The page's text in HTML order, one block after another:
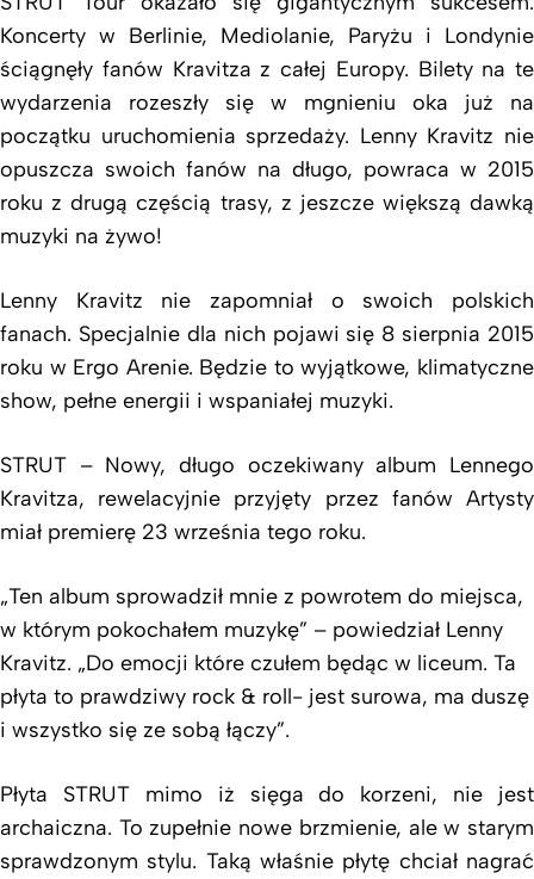
Koncerty w Berlinie, Mediolanie, Paryżu i Londynie
ściągnęły fanów Kravitza z całej Europy. Bilety na te
wydarzenia rozeszły się w mgnieniu oka już na
początku uruchomienia sprzedaży. Lenny Kravitz nie
opuszcza swoich fanów na długo, powraca w 2015
roku z drugą częścią trasy, z jeszcze większą dawką
muzyki na żywo!
Lenny Kravitz nie zapomniał o swoich polskich
fanach. Specjalnie dla nich pojawi się 8 sierpnia 2015
roku w Ergo Arenie. Będzie to wyjątkowe, klimatyczne
show, pełne energii i wspaniałej muzyki.
STRUT – Nowy, długo oczekiwany album Lennego
Kravitza, rewelacyjnie przyjęty przez fanów Artysty
miał premierę 23 września tego roku.
„Ten album sprowadził mnie z powrotem do miejsca,
w którym pokochałem muzykę” – powiedział Lenny
Kravitz. „Do emocji które czułem będąc w liceum. Ta
płyta to prawdziwy rock & roll- jest surowa, ma duszę
i wszystko się ze sobą łączy”.
Płyta STRUT mimo iż sięga do korzeni, nie jest
archaiczna. To zupełnie nowe brzmienie, ale w starym
sprawdzonym stylu. Taką właśnie płytę chciał nagrać